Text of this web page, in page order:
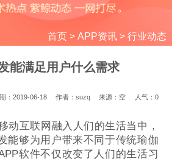
首页> APP资讯> 行业动态
能满足用户什么需求
：2019-06-18 作者：suzq 来源：空 人气： 0
动互联网融入人们的生活当中，
能够为用户带来不同于传统瑜伽
软件不仅改变了人们的生活习